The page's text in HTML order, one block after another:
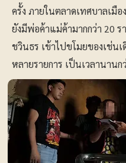
ครั้ง ภายในตลาดเทศบาลเมื
ยังมีพ่อค้าแม่ค้ามากกว่า 20 ร
ชวินธร เข้าไปขโมยของเช่น
หลายรายการ เป็นเวลานานก